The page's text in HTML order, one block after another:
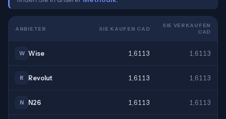
ANBIETER SIE KAUFEN CAD
SIE VERKAUFEN
CAD
W Wise 1,6113 1,6113
R Revolut 1,6113 1,6113
N N26 1,6113 1,6113